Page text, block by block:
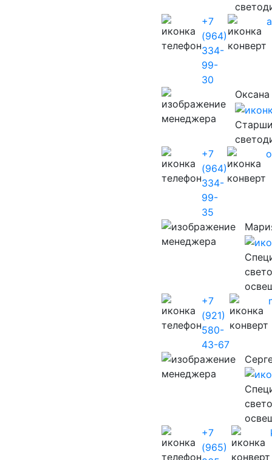
+7
(964)
334-
99-
30
+7
(964)
334-
99-
35
+7
(921)
580-
43-67
+7
(965)